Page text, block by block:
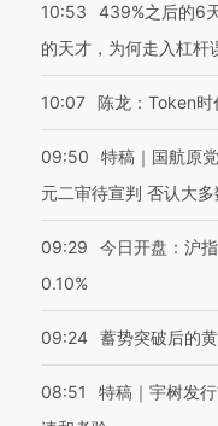
10:53
439%之后的6
的天才，为何走入杠杆
10:07 陈龙：Token时
09:50
特稿｜国航原
元二审待宣判 否认大
09:29
今日开盘：沪
0.10%
09:24 蓄势突破后的
08:51
特稿｜宇树发